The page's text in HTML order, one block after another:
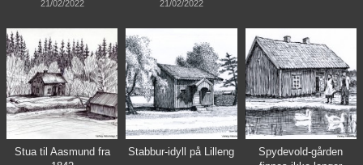
21/02/2022 21/02/2022
Stua til Aasmund fra
Stabbur-idyll på Lilleng
Spydevold-gården